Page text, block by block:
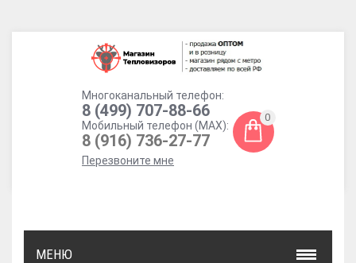
Многоканальный телефон:
8 (499) 707-88-66
Мобильный телефон (MAX):
8 (916) 736-27-77
Перезвоните мне
0
МЕНЮ